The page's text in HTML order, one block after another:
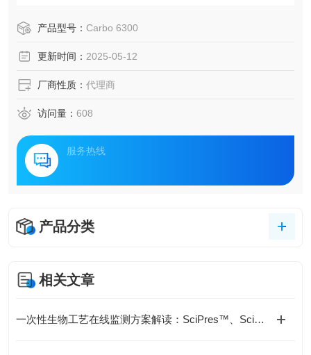
产品型号： Carbo 6300
更新时间： 2025-05-12
厂商性质： 代理商
访问量： 608
服务热线
产品分类
相关文章
一次性生物工艺在线监测方案解读：SciPres™、SciCon®、SciTemp®